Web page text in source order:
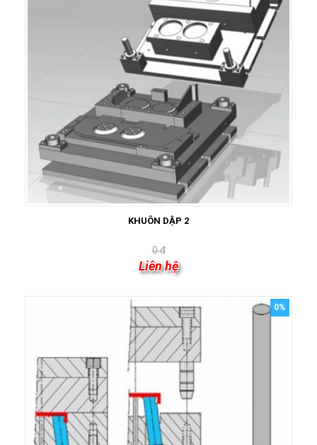
KHUÔN DẬP 2
0 đ
Liên hệ
0%